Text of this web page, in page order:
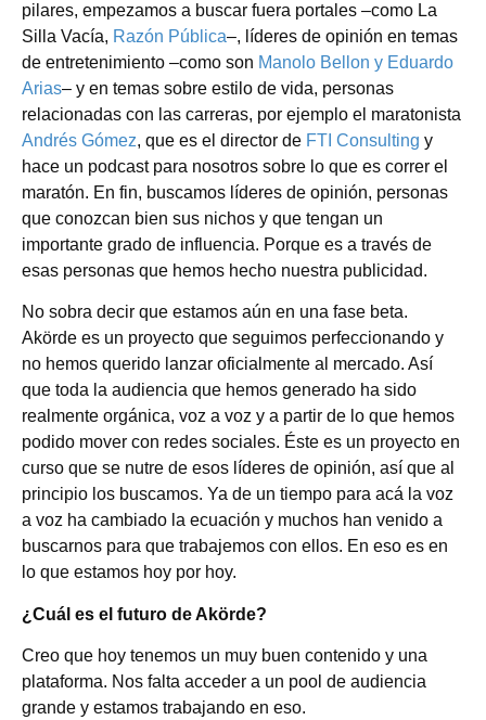
pilares, empezamos a buscar fuera portales –como La
Silla Vacía, Razón Pública–, líderes de opinión en temas
de entretenimiento –como son Manolo Bellon y Eduardo
Arias– y en temas sobre estilo de vida, personas
relacionadas con las carreras, por ejemplo el maratonista
Andrés Gómez, que es el director de FTI Consulting y
hace un podcast para nosotros sobre lo que es correr el
maratón. En fin, buscamos líderes de opinión, personas
que conozcan bien sus nichos y que tengan un
importante grado de influencia. Porque es a través de
esas personas que hemos hecho nuestra publicidad.
No sobra decir que estamos aún en una fase beta.
Akörde es un proyecto que seguimos perfeccionando y
no hemos querido lanzar oficialmente al mercado. Así
que toda la audiencia que hemos generado ha sido
realmente orgánica, voz a voz y a partir de lo que hemos
podido mover con redes sociales. Éste es un proyecto en
curso que se nutre de esos líderes de opinión, así que al
principio los buscamos. Ya de un tiempo para acá la voz
a voz ha cambiado la ecuación y muchos han venido a
buscarnos para que trabajemos con ellos. En eso es en
lo que estamos hoy por hoy.
¿Cuál es el futuro de Akörde?
Creo que hoy tenemos un muy buen contenido y una
plataforma. Nos falta acceder a un pool de audiencia
grande y estamos trabajando en eso.